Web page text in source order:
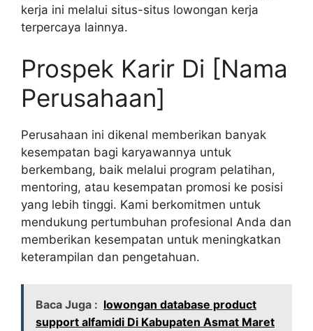
kerja ini melalui situs-situs lowongan kerja
terpercaya lainnya.
Prospek Karir Di [Nama
Perusahaan]
Perusahaan ini dikenal memberikan banyak
kesempatan bagi karyawannya untuk
berkembang, baik melalui program pelatihan,
mentoring, atau kesempatan promosi ke posisi
yang lebih tinggi. Kami berkomitmen untuk
mendukung pertumbuhan profesional Anda dan
memberikan kesempatan untuk meningkatkan
keterampilan dan pengetahuan.
Baca Juga : lowongan database product
support alfamidi Di Kabupaten Asmat Maret